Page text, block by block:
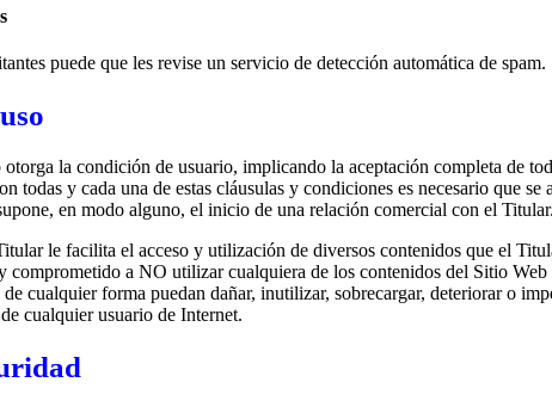
puede que les revise un servicio de detección automática de spam.
la condición de usuario, implicando la aceptación completa de
todas y cada una de estas cláusulas y condiciones es necesario que
en modo alguno, el inicio de una relación comercial con el Titular.
le facilita el acceso y utilización de diversos contenidos que el
comprometido a NO utilizar cualquiera de los contenidos del Sitio
de cualquier forma puedan dañar, inutilizar, sobrecargar, deteriorar o
cualquier usuario de Internet.